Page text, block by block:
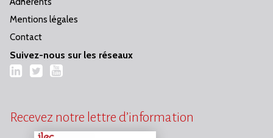
Mentions légales
Contact
Suivez-nous sur les réseaux
LinkedIn
TwitterYouTube
Recevez notre lettre d’information